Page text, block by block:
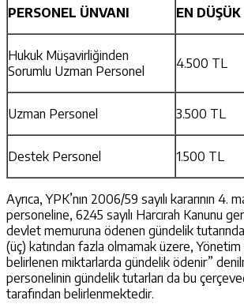
PERSONEL ÜNVANI EN DÜŞÜK
Hukuk Müşavirliğinden
Sorumlu Uzman Personel
4.500 TL
Uzman Personel 3.500 TL
Destek Personel 1.500 TL
Ayrıca, YPK’nın 2006/59 sayılı kararının 4.
personeline, 6245 sayılı Harcırah Kanunu
devlet memuruna ödenen gündelik
(üç) katından fazla olmamak üzere, Yönetim
belirlenen miktarlarda gündelik ödenir”
personelinin gündelik tutarları da bu
tarafından belirlenmektedir.